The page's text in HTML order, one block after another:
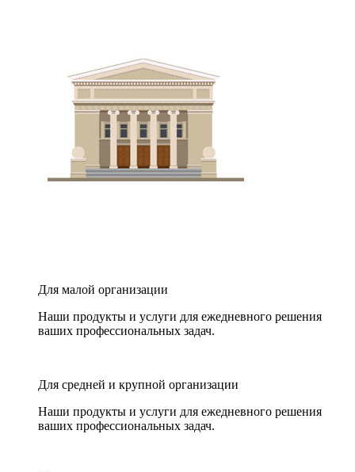
Для малой организации
Наши продукты и услуги для ежедневного решения
ваших профессиональных задач.
Для средней и крупной организации
Наши продукты и услуги для ежедневного решения
ваших профессиональных задач.